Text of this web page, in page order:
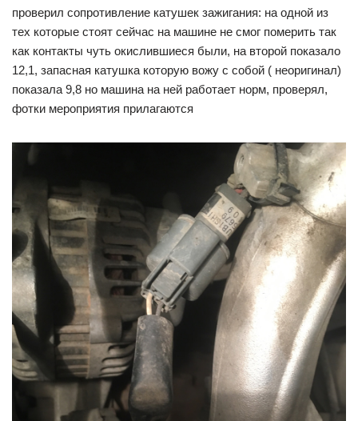
проверил сопротивление катушек зажигания: на одной из
тех которые стоят сейчас на машине не смог померить так
как контакты чуть окислившиеся были, на второй показало
12,1, запасная катушка которую вожу с собой ( неоригинал)
показала 9,8 но машина на ней работает норм, проверял,
фотки мероприятия прилагаются